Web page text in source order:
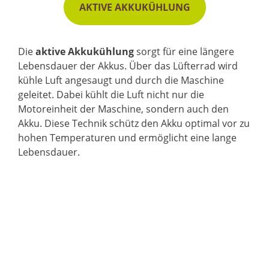
AKTIVE AKKUKÜHLUNG
Dieaktive Akkukühlungsorgt für eine längere
Lebensdauer der Akkus. Über das Lüfterrad wird
kühle Luft angesaugt und durch die Maschine
geleitet. Dabei kühlt die Luft nicht nur die
Motoreinheit der Maschine, sondern auch den
Akku. Diese Technik schütz den Akku optimal vor zu
hohen Temperaturen und ermöglicht eine lange
Lebensdauer.